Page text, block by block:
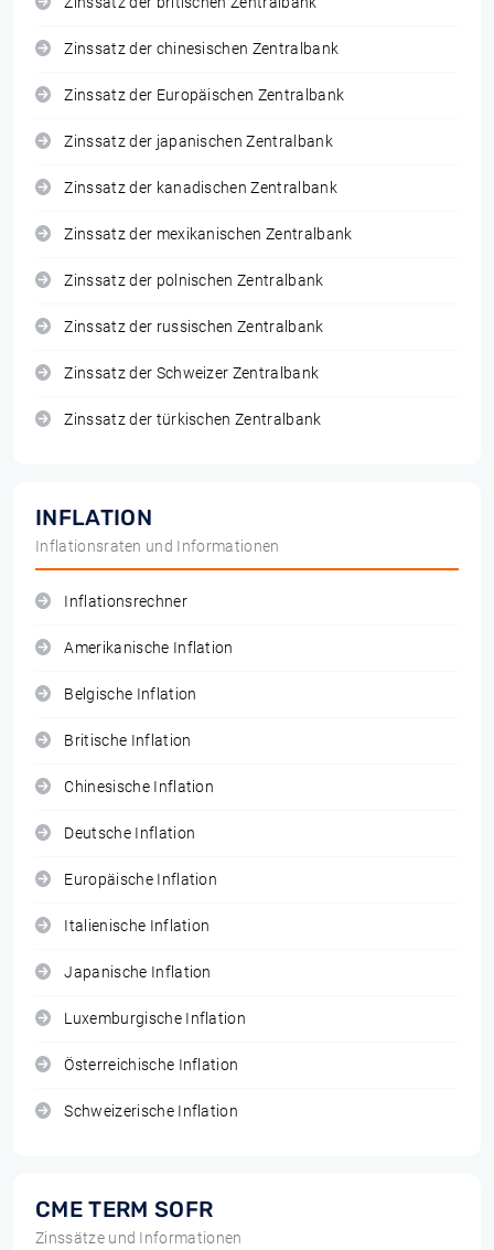
Zinssatz der chinesischen Zentralbank
Zinssatz der Europäischen Zentralbank
Zinssatz der japanischen Zentralbank
Zinssatz der kanadischen Zentralbank
Zinssatz der mexikanischen Zentralbank
Zinssatz der polnischen Zentralbank
Zinssatz der russischen Zentralbank
Zinssatz der Schweizer Zentralbank
Zinssatz der türkischen Zentralbank
INFLATION
Inflationsraten und Informationen
Inflationsrechner
Amerikanische Inflation
Belgische Inflation
Britische Inflation
Chinesische Inflation
Deutsche Inflation
Europäische Inflation
Italienische Inflation
Japanische Inflation
Luxemburgische Inflation
Österreichische Inflation
Schweizerische Inflation
CME TERM SOFR
Zinssätze und Informationen